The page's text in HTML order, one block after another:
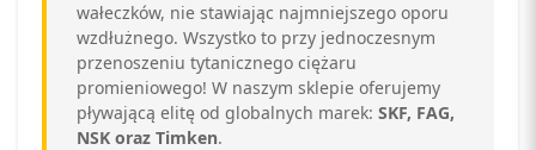
wałeczków, nie stawiając najmniejszego oporu
wzdłużnego. Wszystko to przy jednoczesnym
przenoszeniu tytanicznego ciężaru
promieniowego! W naszym sklepie oferujemy
pływającą elitę od globalnych marek: SKF, FAG,
NSK oraz Timken.